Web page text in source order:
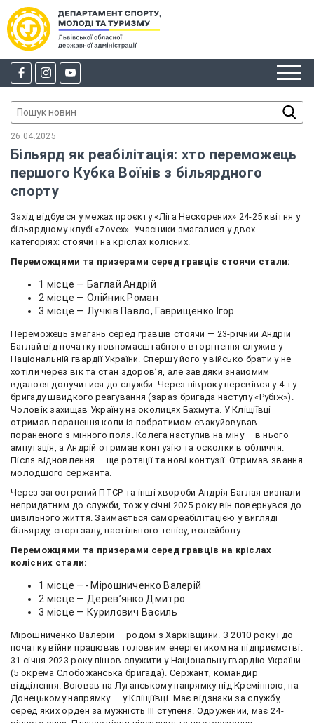
26.04.2025
Більярд як реабілітація: хто переможець
першого Кубка Воїнів з більярдного
спорту
Захід відбувся у межах проєкту «Ліга Нескорених» 24-25 квітня у
більярдному клубі «Zovex». Учасники змагалися у двох
категоріях: стоячи і на кріслах колісних.
Переможцями та призерами серед гравців стоячи стали:
1 місце — Баглай Андрій
2 місце — Олійник Роман
3 місце — Лучків Павло, Гаврищенко Ігор
Переможець змагань серед гравців стоячи — 23-річний Андрій
Баглай від початку повномасштабного вторгнення служив у
Національній гвардії України. Спершу його у військо брати у не
хотіли через вік та стан здоровʼя, але завдяки знайомим
вдалося долучитися до служби. Через півроку перевівся у 4-ту
бригаду швидкого реагування (зараз бригада наступу «Рубіж»).
Чоловік захищав Україну на околицях Бахмута. У Кліщіївці
отримав поранення коли із побратимом евакуйовував
пораненого з мінного поля. Колега наступив на міну – в нього
ампутація, а Андрій отримав контузію та осколки в обличчя.
Після відновлення — ще ротації та нові контузії. Отримав звання
молодшого сержанта.
Через загострений ПТСР та інші хвороби Андрія Баглая визнали
непридатним до служби, тож у січні 2025 року він повернувся до
цивільного життя. Займається самореабілітацією у вигляді
більярду, спортзалу, настільного тенісу, волейболу.
Переможцями та призерами серед гравців на кріслах
колісних стали:
1 місце —- Мірошниченко Валерій
2 місце — Дерев’янко Дмитро
3 місце — Курилович Василь
Мірошниченко Валерій — родом з Харківщини. З 2010 року і до
початку війни працював головним енергетиком на підприємстві.
31 січня 2023 року пішов служити у Національну гвардію України
(5 окрема Слобожанська бригада). Сержант, командир
відділення. Воював на Луганському напрямку під Кремінною, на
Донецькому напрямку — у Кліщіївці. Має відзнаки за службу,
серед яких орден за мужність ІІІ ступеня. Одружений, має 24-